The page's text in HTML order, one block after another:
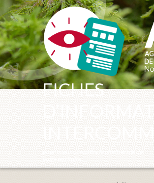
FICHES
Panneau de gestion des cookies